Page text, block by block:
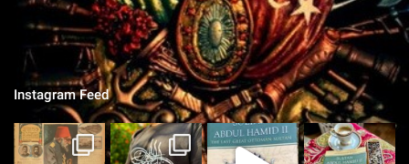
qu'on ne vit que ce que nous réserve notre destin..."
Instagram Feed